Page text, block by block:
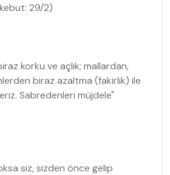
29/2)
korku ve açlık; mallardan,
biraz azaltma (fakirlik) ile
Sabredenleri müjdele"
siz, sizden önce gelip